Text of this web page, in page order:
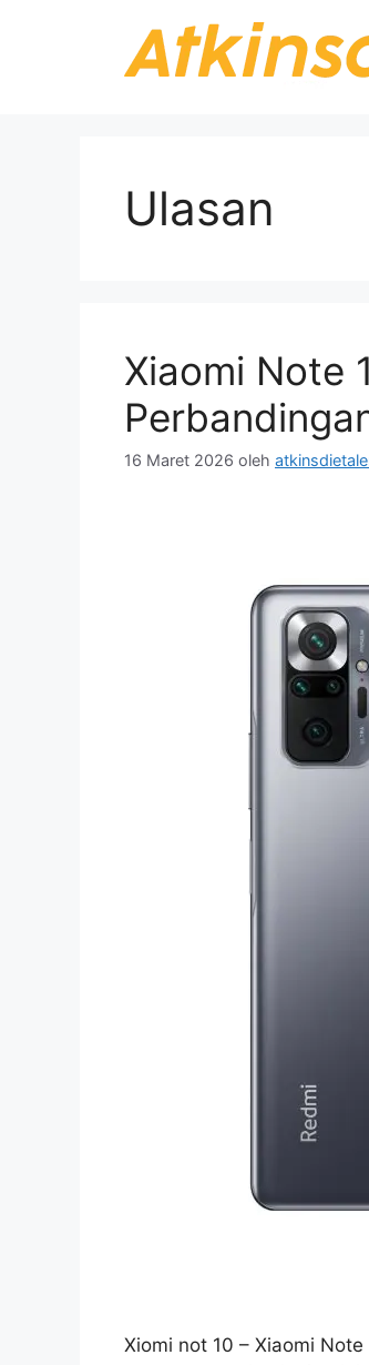
Ulasan
Xiaomi Note
16 Maret 2026 oleh
Xiomi not 10 – Xiaomi